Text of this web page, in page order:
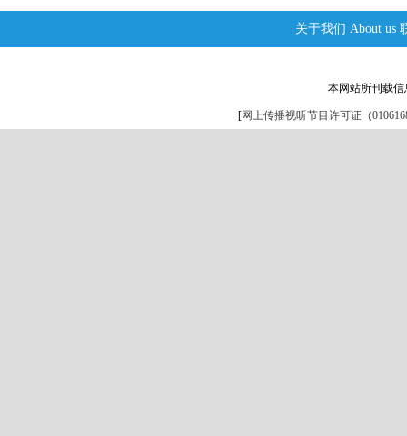
关于我们 About us
本网站所刊载
[网上传播视听节目许可证（